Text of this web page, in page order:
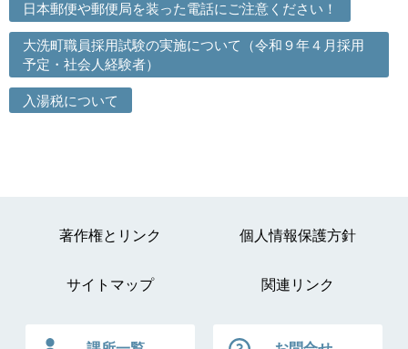
日本郵便や郵便局を装った電話にご注意ください！
大洗町職員採用試験の実施について（令和９年４月採用
予定・社会人経験者）
入湯税について
著作権とリンク 個人情報保護方針
サイトマップ 関連リンク